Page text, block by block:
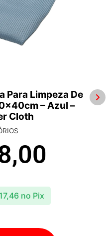
Para Limpeza De
– Azul –
Cloth
no Pix